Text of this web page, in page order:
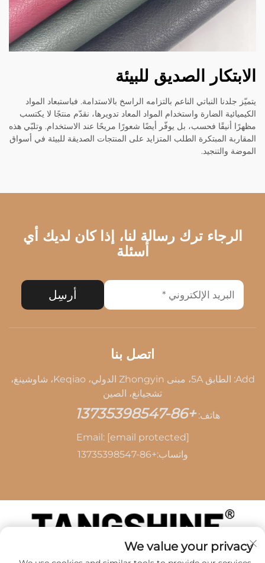
الابتكار الصديق للبيئة
يتميّز جلدنا النباتي الناعم بالتزامه الراسخ بالاستدامة. فباستبعاد المواد
الكيميائية الضارة واستخدام المواد المعاد تدويرها، نقدّم منتجًا لا يكتسب
مظهرًا أنيقًا فحسب، بل يوفّر أيضًا شعورًا مريحًا عند الاستخدام. وتلبّي هذه
المقاربة المبتكرة الطلب المتزايد على المنتجات الصديقة للبيئة في أسواق
الموضة والتنجيد.
الرجاء ترك رسالة لنا، إذا كان لديك أي
أسئلة
أرسِل
اتصل بنا
Add: الطابق 5A، مبنى Zhongyin الدولي، Keqiao، شاوشينغ،
تشجيانغ، الصين
هاتف: +86-13735398547
Email: [email protected]
واتساب:+86-13735398547
حقوق الطبع والنشر © 2026 بواسطة SHAOXING TANG
We value your privacy